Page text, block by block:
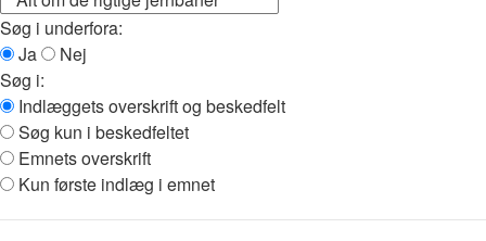
Søg i underfora:
Ja
Nej
Søg i:
Indlæggets overskrift og beskedfelt
Søg kun i beskedfeltet
Emnets overskrift
Kun første indlæg i emnet